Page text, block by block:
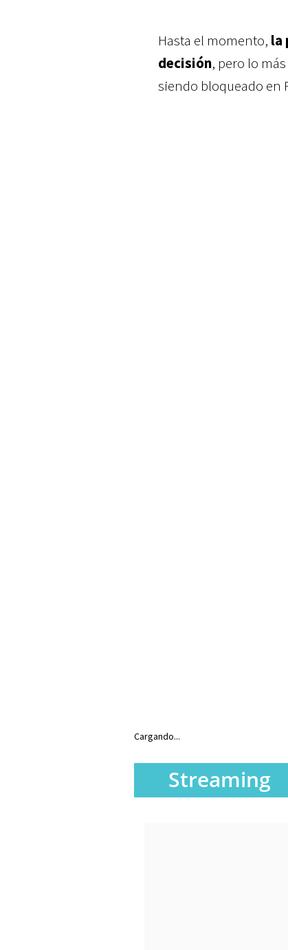
Hasta el momento, la
decisión, pero lo
siendo bloqueado en
Cargando...
Streaming